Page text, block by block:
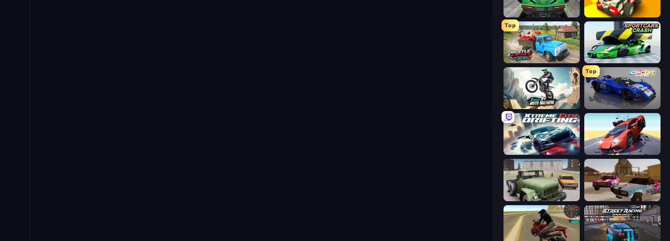
Speed Racing Pro 2
Top
Hustle & Drift in ZIL Sportcars Crash
Xtreme Moto Mayhem
Top
Circuit Racing
Xtreme City Drifting Hyper Cars Ramp Crash
Truck Driver Easy Road Village Car Stunts